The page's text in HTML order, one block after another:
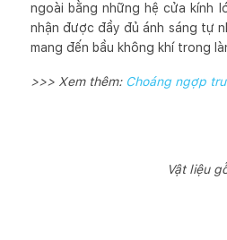
ngoài bằng những hệ cửa kính
nhận được đầy đủ ánh sáng tự
mang đến bầu không khí trong
>>> Xem thêm: Choáng ngợp
Vật liệu